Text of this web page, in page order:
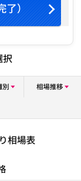
）
択
別 相場推移
相場表